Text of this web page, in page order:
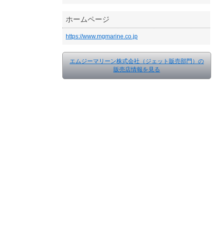
ホームページ
https://www.mgmarine.co.jp
エムジーマリーン株式会社（ジェット販売部門）の
販売店情報を見る